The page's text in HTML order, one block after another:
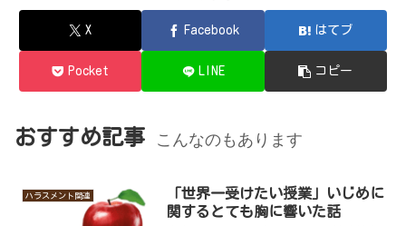
X Facebook はてブ
Pocket LINE コピー
おすすめ記事 こんなのもあります
ハラスメント関連
「世界一受けたい授業」いじめに
関するとても胸に響いた話